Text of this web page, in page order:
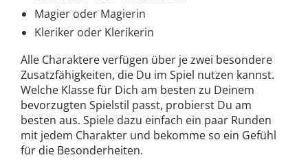
Magier oder Magierin
Kleriker oder Klerikerin
Alle Charaktere verfügen über je zwei besondere
Zusatzfähigkeiten, die Du im Spiel nutzen kannst.
Welche Klasse für Dich am besten zu Deinem
bevorzugten Spielstil passt, probierst Du am
besten aus. Spiele dazu einfach ein paar Runden
mit jedem Charakter und bekomme so ein Gefühl
für die Besonderheiten.